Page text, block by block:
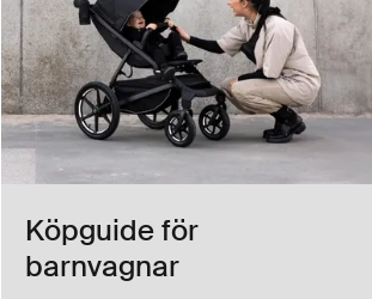
Köpguide för
barnvagnar